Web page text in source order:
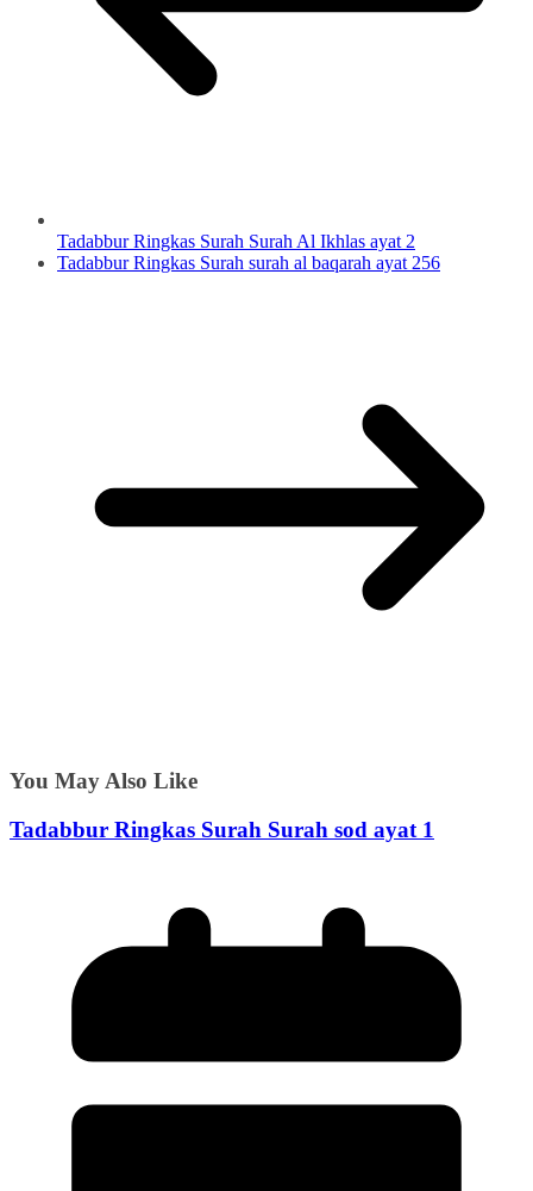
Tadabbur Ringkas Surah Surah Al Ikhlas ayat 2
Tadabbur Ringkas Surah surah al baqarah ayat 256
You May Also Like
Tadabbur Ringkas Surah Surah sod ayat 1